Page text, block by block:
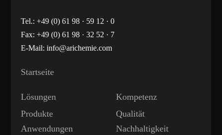
Tel.:+49 (0) 61 98 · 59 12 · 0
Fax: +49 (0) 61 98 · 32 52 · 7
E-Mail:info@arichemie.com
Startseite
Lösungen
Produkte
Anwendungen
Kompetenz
Qualität
Nachhaltigkeit